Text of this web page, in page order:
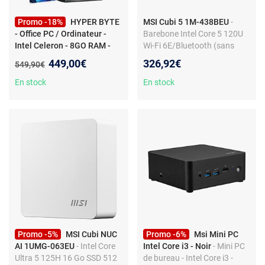
Promo -18%
HYPER BYTE
- Office PC / Ordinateur -
Intel Celeron - 8GO RAM -
Pro- Office Pc - Ordinateur
avec Intel Celeron G5905 a
Ancien prix :
549,90€ Nouveau prix :
449,00€
En stock
MSI Cubi 5 1M-438BEU -
Barebone Intel Core 5 120U
Wi-Fi 6E/Bluetooth (sans
dur/système)
326,92€
En stock
Promo -5%
MSI Cubi NUC
AI 1UMG-063EU- Intel Core
Ultra 5 125H 16 Go SSD 512
Promo -6%
Msi Mini PC
Intel Core i3 - Noir - Mini PC
de bureau - Intel Core i3 -